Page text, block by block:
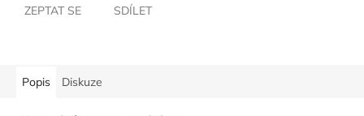
ZEPTAT SE SDÍLET
Popis Diskuze